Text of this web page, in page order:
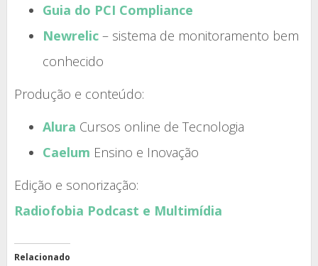
Guia do PCI Compliance
Newrelic – sistema de monitoramento bem
conhecido
Produção e conteúdo:
Alura Cursos online de Tecnologia
Caelum Ensino e Inovação
Edição e sonorização:
Radiofobia Podcast e Multimídia
Relacionado